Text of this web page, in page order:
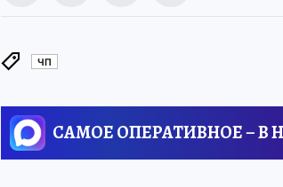
ЧП
САМОЕ ОПЕРАТИВНОЕ – В